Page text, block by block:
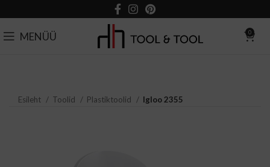
MENÜÜ 0
Esileht Toolid Plastiktoolid Igloo 2355